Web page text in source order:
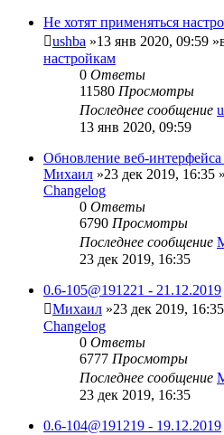
Не хотят применяться
ushba »13 янв 2020, 09:59
настройкам
0 Ответы
11580 Просмотры
Последнее сообщение
13 янв 2020, 09:59
Обновление веб-интерфейса
Михаил »23 дек 2019, 16:35
Changelog
0 Ответы
6790 Просмотры
Последнее сообщение
23 дек 2019, 16:35
0.6-105@191221 - 21.12.2019
Михаил »23 дек 2019,
Changelog
0 Ответы
6777 Просмотры
Последнее сообщение
23 дек 2019, 16:35
0.6-104@191219 - 19.12.2019